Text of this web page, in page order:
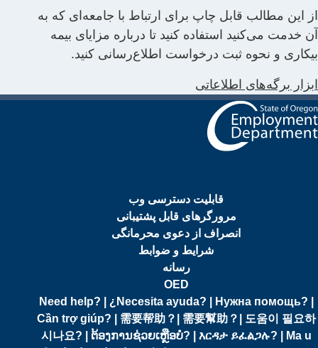
از این مطالب قابل چاپ برای ارتباط با جامعه‌ای که به
آن خدمت می‌کنید استفاده کنید تا درباره مزایای بیمه
بیکاری و نحوه ثبت درخواست اطلاع‌رسانی کنید.
ابزار برگه‌های اطلاعاتی
قابلیت دسترسی وب
مرورگرهای قابل پشتیبانی
انصراف از دعوی محرمانگی
شرایط و ضوابط
رسانه
OED
Need help? | ¿Necesita ayuda? | Нужна помощь? |
Cần trợ giúp? | 需要帮助？| 需要幫助？| 도움이 필요하
시나요? | ຕ້ອງການຊ່ວຍເຫຼືອບໍ? | እርዳታ ይፈልጋሉ? | Ma u